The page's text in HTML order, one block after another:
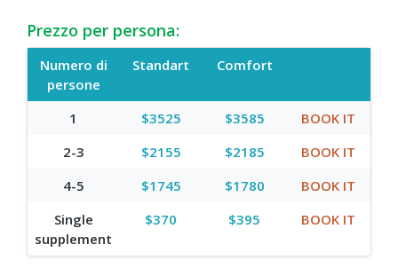
Prezzo per persona:
Numero di
persone
Standart Comfort
1 $3525 $3585
BOOK IT
2-3
$2155 $2185
BOOK IT
4-5
$1745 $1780
BOOK IT
Single
supplement
$370 $395 BOOK IT